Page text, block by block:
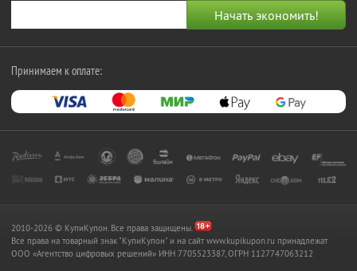
Принимаем к оплате:
2010-2026 © КупиКупон. Все права защищены.
Все права на товарный знак "КупиКупон" и на сайт www.kupikupon.ru принадлежат
OOO «Агентство цифровых решений» ИНН 7705523387, ОГРН 1127747063212